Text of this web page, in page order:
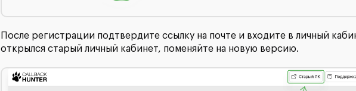
После регистрации подтвердите ссылку на почте и входите в личный
открылся старый личный кабинет, поменяйте на новую версию.